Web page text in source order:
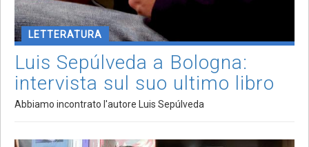
LETTERATURA
Luis Sepúlveda a Bologna:
intervista sul suo ultimo libro
Abbiamo incontrato l'autore Luis Sepúlveda